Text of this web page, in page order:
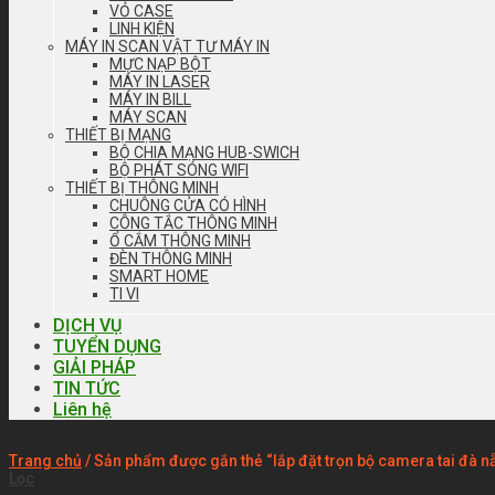
VỎ CASE
LINH KIỆN
MÁY IN SCAN VẬT TƯ MÁY IN
MỰC NẠP BỘT
MÁY IN LASER
MÁY IN BILL
MÁY SCAN
THIẾT BỊ MẠNG
BỘ CHIA MẠNG HUB-SWICH
BỘ PHÁT SÓNG WIFI
THIẾT BỊ THÔNG MINH
CHUÔNG CỬA CÓ HÌNH
CÔNG TẮC THÔNG MINH
Ổ CẮM THÔNG MINH
ĐÈN THÔNG MINH
SMART HOME
TI VI
DỊCH VỤ
TUYỂN DỤNG
GIẢI PHÁP
TIN TỨC
Liên hệ
Trang chủ /Sản phẩm được gắn thẻ “lắp đặt trọn bộ camera tai đà